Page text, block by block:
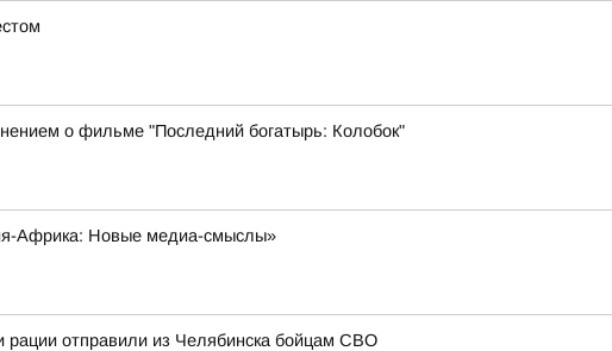
о фильме "Последний богатырь: Колобок"
Африка: Новые медиа-смыслы»
рации отправили из Челябинска бойцам СВО